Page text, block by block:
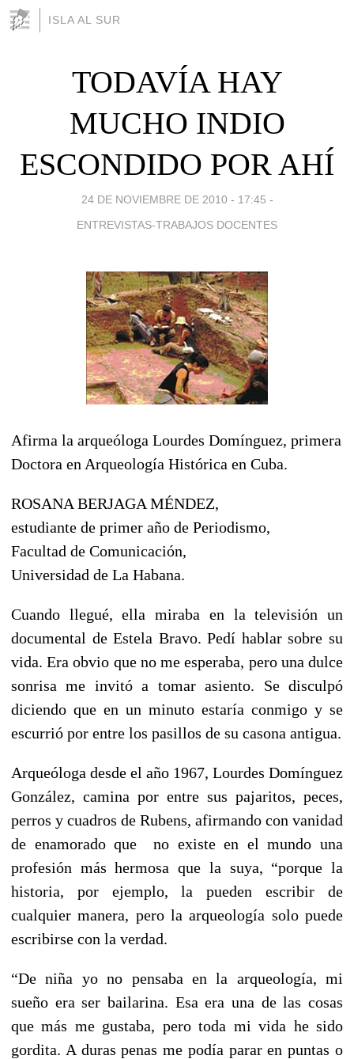
ISLA AL SUR
TODAVÍA HAY
MUCHO INDIO
ESCONDIDO POR AHÍ
24 DE NOVIEMBRE DE 2010 - 17:45 -
ENTREVISTAS-TRABAJOS DOCENTES
Afirma la arqueóloga Lourdes Domínguez, primera
Doctora en Arqueología Histórica en Cuba.
ROSANA BERJAGA MÉNDEZ,
estudiante de primer año de Periodismo,
Facultad de Comunicación,
Universidad de La Habana.
Cuando llegué, ella miraba en la televisión un
documental de Estela Bravo. Pedí hablar sobre su
vida. Era obvio que no me esperaba, pero una dulce
sonrisa me invitó a tomar asiento. Se disculpó
diciendo que en un minuto estaría conmigo y se
escurrió por entre los pasillos de su casona antigua.
Arqueóloga desde el año 1967, Lourdes Domínguez
González, camina por entre sus pajaritos, peces,
perros y cuadros de Rubens, afirmando con vanidad
de enamorado que no existe en el mundo una
profesión más hermosa que la suya, “porque la
historia, por ejemplo, la pueden escribir de
cualquier manera, pero la arqueología solo puede
escribirse con la verdad.
“De niña yo no pensaba en la arqueología, mi
sueño era ser bailarina. Esa era una de las cosas
que más me gustaba, pero toda mi vida he sido
gordita. A duras penas me podía parar en puntas o